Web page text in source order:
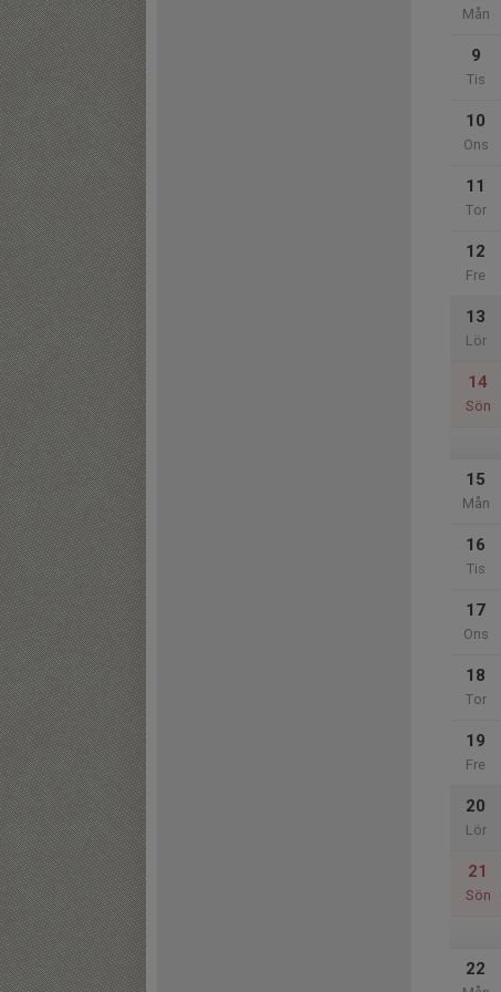
Mån
9
Tis
10
Ons
11
Tor
12
Fre
13
Lör
14
Sön
15
Mån
16
Tis
17
Ons
18
Tor
19
Fre
20
Lör
21
Sön
22